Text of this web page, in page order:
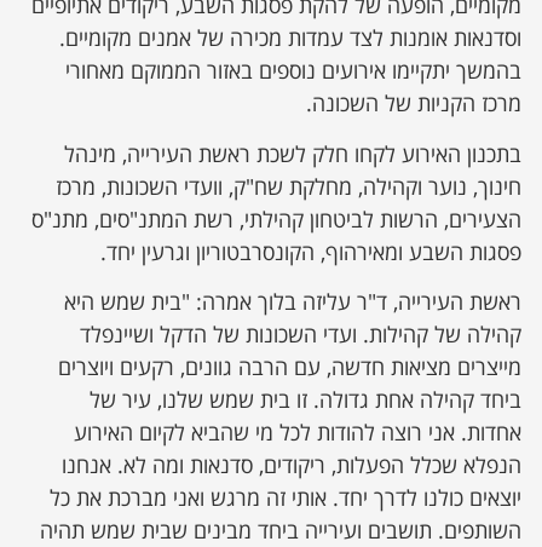
וסדנאות אומנות לצד עמדות מכירה של אמנים מקומיים.
בהמשך יתקיימו אירועים נוספים באזור הממוקם מאחורי
מרכז הקניות של השכונה.
בתכנון האירוע לקחו חלק לשכת ראשת העירייה, מינהל
חינוך, נוער וקהילה, מחלקת שח"ק, וועדי השכונות, מרכז
הצעירים, הרשות לביטחון קהילתי, רשת המתנ"סים, מתנ"ס
פסגות השבע ומאירהוף, הקונסרבטוריון וגרעין יחד.
ראשת העירייה, ד"ר עליזה בלוך אמרה: "בית שמש היא
קהילה של קהילות. ועדי השכונות של הדקל ושיינפלד
מייצרים מציאות חדשה, עם הרבה גוונים, רקעים ויוצרים
ביחד קהילה אחת גדולה. זו בית שמש שלנו, עיר של
אחדות. אני רוצה להודות לכל מי שהביא לקיום האירוע
הנפלא שכלל הפעלות, ריקודים, סדנאות ומה לא. אנחנו
יוצאים כולנו לדרך יחד. אותי זה מרגש ואני מברכת את כל
השותפים. תושבים ועירייה ביחד מבינים שבית שמש תהיה